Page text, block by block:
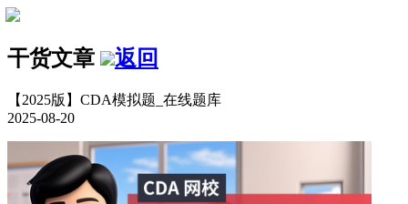
干货文章 返回
【2025版】CDA模拟题_在线题库
2025-08-20